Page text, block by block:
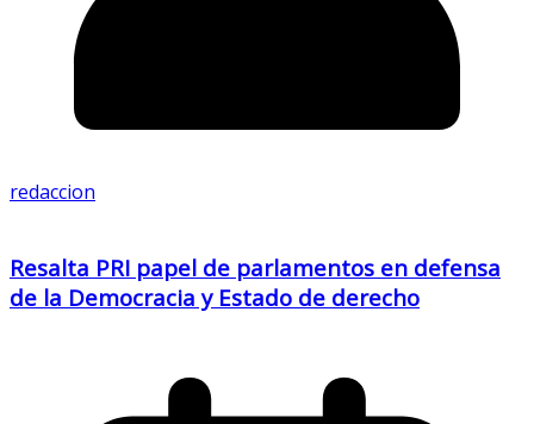
redaccion
Resalta PRI papel de parlamentos en defensa
de la Democracia y Estado de derecho